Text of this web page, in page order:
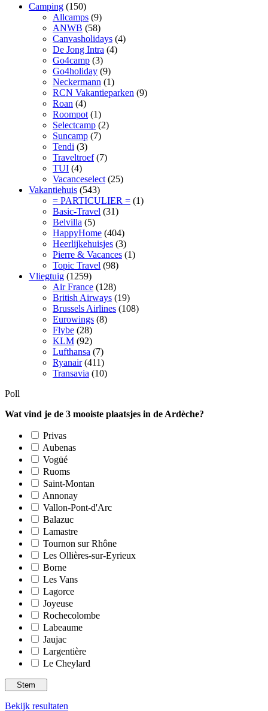
Camping (150)
Allcamps (9)
ANWB (58)
Canvasholidays (4)
De Jong Intra (4)
Go4camp (3)
Go4holiday (9)
Neckermann (1)
RCN Vakantieparken (9)
Roan (4)
Roompot (1)
Selectcamp (2)
Suncamp (7)
Tendi (3)
Traveltroef (7)
TUI (4)
Vacanceselect (25)
Vakantiehuis (543)
= PARTICULIER = (1)
Basic-Travel (31)
Belvilla (5)
HappyHome (404)
Heerlijkehuisjes (3)
Pierre & Vacances (1)
Topic Travel (98)
Vliegtuig (1259)
Air France (128)
British Airways (19)
Brussels Airlines (108)
Eurowings (8)
Flybe (28)
KLM (92)
Lufthansa (7)
Ryanair (411)
Transavia (10)
Poll
Wat vind je de 3 mooiste plaatsjes in de Ardèche?
Privas
Aubenas
Vogüé
Ruoms
Saint-Montan
Annonay
Vallon-Pont-d'Arc
Balazuc
Lamastre
Tournon sur Rhône
Les Ollières-sur-Eyrieux
Borne
Les Vans
Lagorce
Joyeuse
Rochecolombe
Labeaume
Jaujac
Largentière
Le Cheylard
Bekijk resultaten